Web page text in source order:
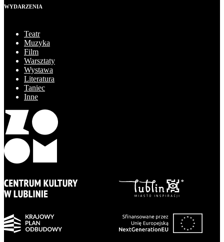
WYDARZENIA
Teatr
Muzyka
Film
Warsztaty
Wystawa
Literatura
Taniec
Inne